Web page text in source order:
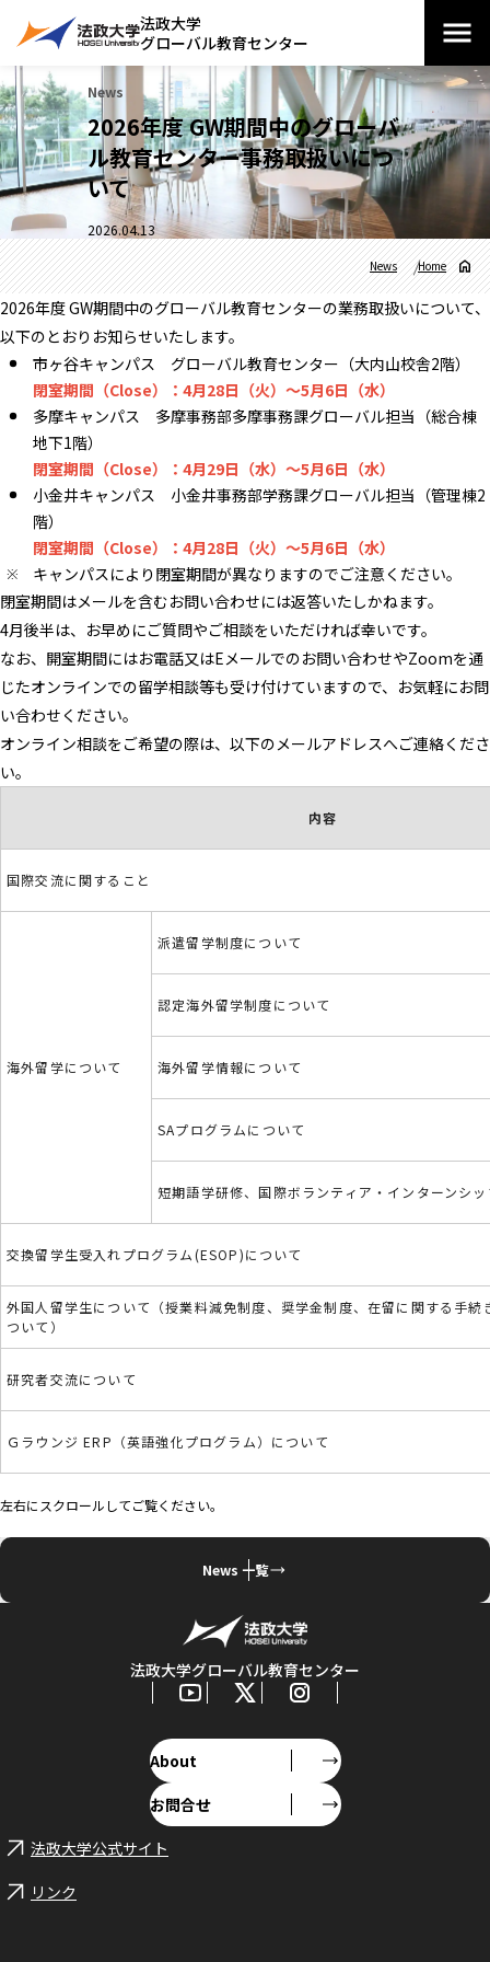
法政大学
グローバル教育センター
News
2026年度 GW期間中のグローバ
ル教育センター事務取扱いにつ
いて
2026.04.13
Home
News
2026年度 GW期間中のグローバル教育センターの業務取扱いについて、
以下のとおりお知らせいたします。
市ヶ谷キャンパス グローバル教育センター（大内山校舎2階）
閉室期間（Close）：4月28日（火）～5月6日（水）
多摩キャンパス 多摩事務部多摩事務課グローバル担当（総合棟
地下1階）
閉室期間（Close）：4月29日（水）～5月6日（水）
小金井キャンパス 小金井事務部学務課グローバル担当（管理棟2
階）
閉室期間（Close）：4月28日（火）～5月6日（水）
キャンパスにより閉室期間が異なりますのでご注意ください。
閉室期間はメールを含むお問い合わせには返答いたしかねます。
4月後半は、お早めにご質問やご相談をいただければ幸いです。
なお、開室期間にはお電話又はEメールでのお問い合わせやZoomを通
じたオンラインでの留学相談等も受け付けていますので、お気軽にお問
い合わせください。
オンライン相談をご希望の際は、以下のメールアドレスへご連絡くださ
い。
内容
国際交流に関すること
海外留学について
派遣留学制度について
認定海外留学制度について
海外留学情報について
SAプログラムについて
短期語学研修、国際ボランティア・インターンシ
交換留学生受入れプログラム(ESOP)について
外国人留学生について（授業料減免制度、奨学金制度、在留に関する手
ついて）
研究者交流について
Ｇラウンジ ERP（英語強化プログラム）について
左右にスクロールしてご覧ください。
News 一覧
法政大学グローバル教育センター
About
お問合せ
法政大学公式サイト
リンク